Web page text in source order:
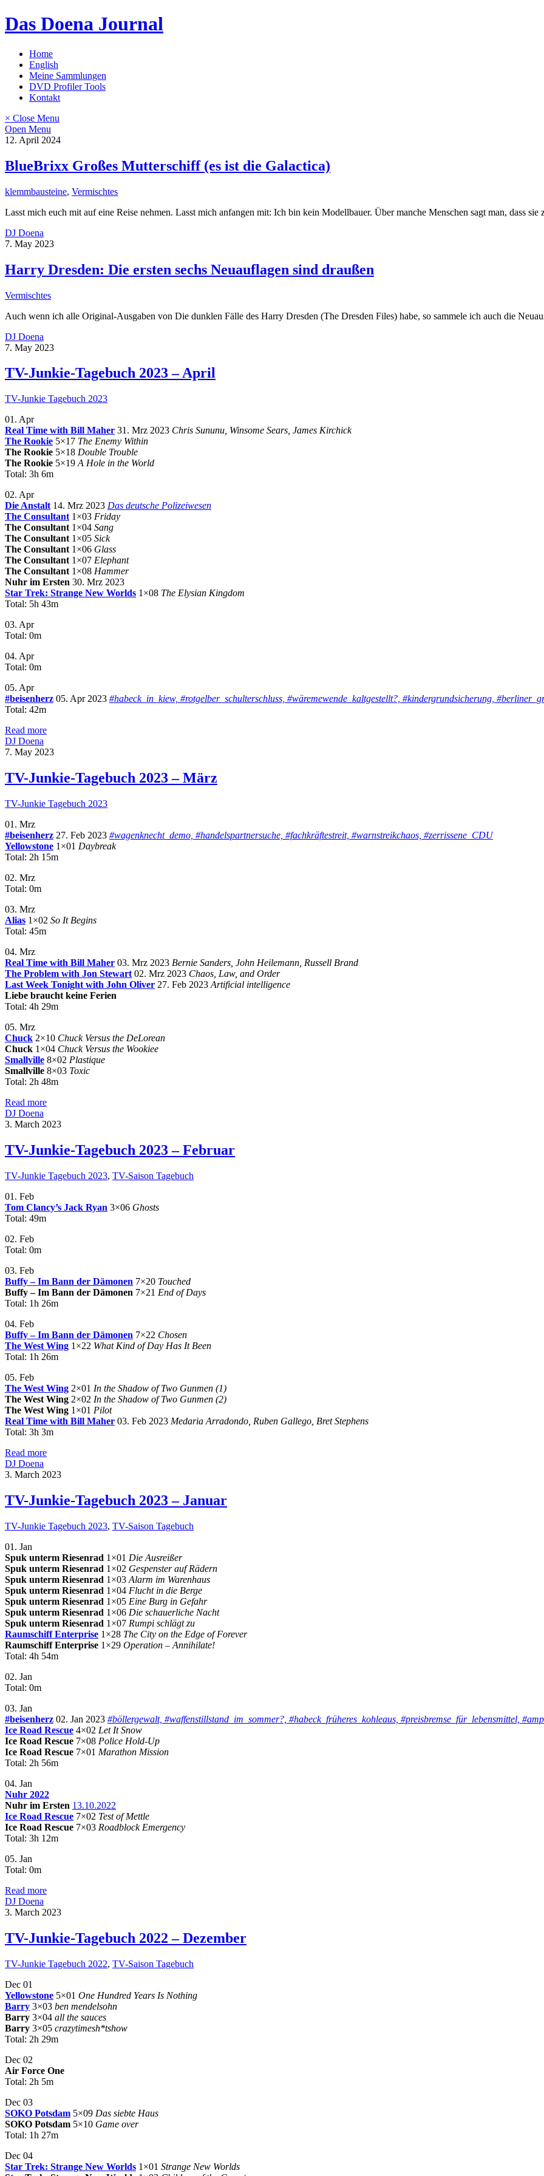
Skip
to
Das Doena Journal
Home
English
Meine Sammlungen
DVD Profiler Tools
Kontakt
× Close Menu
Open Menu
12. April 2024
BlueBrixx Großes Mutterschiff (es ist die Galactica)
klemmbausteine, Vermischtes
Lasst mich euch mit auf eine Reise nehmen. Lasst mich anfangen mit: Ich bin kein Modellbauer. Über manche Menschen sagt man, dass
DJ Doena
7. May 2023
Harry Dresden: Die ersten sechs Neuauflagen sind draußen
Vermischtes
Auch wenn ich alle Original-Ausgaben von Die dunklen Fälle des Harry Dresden (The Dresden Files) habe, so sammele ich auch die
DJ Doena
7. May 2023
TV-Junkie-Tagebuch 2023 – April
TV-Junkie Tagebuch 2023
01. Apr
Real Time with Bill Maher 31. Mrz 2023 Chris Sununu, Winsome Sears, James Kirchick
The Rookie 5×17 The Enemy Within
The Rookie 5×18 Double Trouble
The Rookie 5×19 A Hole in the World
Total: 3h 6m
02. Apr
Die Anstalt 14. Mrz 2023 Das deutsche Polizeiwesen
The Consultant 1×03 Friday
The Consultant 1×04 Sang
The Consultant 1×05 Sick
The Consultant 1×06 Glass
The Consultant 1×07 Elephant
The Consultant 1×08 Hammer
Nuhr im Ersten 30. Mrz 2023
Star Trek: Strange New Worlds 1×08 The Elysian Kingdom
Total: 5h 43m
03. Apr
Total: 0m
04. Apr
Total: 0m
05. Apr
#beisenherz 05. Apr 2023 #habeck_in_kiew, #rotgelber_schulterschluss, #wäremewende_kaltgestellt?, #kindergrundsicherung,
Total: 42m
Read more
DJ Doena
7. May 2023
TV-Junkie-Tagebuch 2023 – März
TV-Junkie Tagebuch 2023
01. Mrz
#beisenherz 27. Feb 2023 #wagenknecht_demo, #handelspartnersuche, #fachkräftestreit, #warnstreikchaos, #zerrissene_CDU
Yellowstone 1×01 Daybreak
Total: 2h 15m
02. Mrz
Total: 0m
03. Mrz
Alias 1×02 So It Begins
Total: 45m
04. Mrz
Real Time with Bill Maher 03. Mrz 2023 Bernie Sanders, John Heilemann, Russell Brand
The Problem with Jon Stewart 02. Mrz 2023 Chaos, Law, and Order
Last Week Tonight with John Oliver 27. Feb 2023 Artificial intelligence
Liebe braucht keine Ferien
Total: 4h 29m
05. Mrz
Chuck 2×10 Chuck Versus the DeLorean
Chuck 1×04 Chuck Versus the Wookiee
Smallville 8×02 Plastique
Smallville 8×03 Toxic
Total: 2h 48m
Read more
DJ Doena
3. March 2023
TV-Junkie-Tagebuch 2023 – Februar
TV-Junkie Tagebuch 2023, TV-Saison Tagebuch
01. Feb
Tom Clancy’s Jack Ryan 3×06 Ghosts
Total: 49m
02. Feb
Total: 0m
03. Feb
Buffy – Im Bann der Dämonen 7×20 Touched
Buffy – Im Bann der Dämonen 7×21 End of Days
Total: 1h 26m
04. Feb
Buffy – Im Bann der Dämonen 7×22 Chosen
The West Wing 1×22 What Kind of Day Has It Been
Total: 1h 26m
05. Feb
The West Wing 2×01 In the Shadow of Two Gunmen (1)
The West Wing 2×02 In the Shadow of Two Gunmen (2)
The West Wing 1×01 Pilot
Real Time with Bill Maher 03. Feb 2023 Medaria Arradondo, Ruben Gallego, Bret Stephens
Total: 3h 3m
Read more
DJ Doena
3. March 2023
TV-Junkie-Tagebuch 2023 – Januar
TV-Junkie Tagebuch 2023, TV-Saison Tagebuch
01. Jan
Spuk unterm Riesenrad 1×01 Die Ausreißer
Spuk unterm Riesenrad 1×02 Gespenster auf Rädern
Spuk unterm Riesenrad 1×03 Alarm im Warenhaus
Spuk unterm Riesenrad 1×04 Flucht in die Berge
Spuk unterm Riesenrad 1×05 Eine Burg in Gefahr
Spuk unterm Riesenrad 1×06 Die schauerliche Nacht
Spuk unterm Riesenrad 1×07 Rumpi schlägt zu
Raumschiff Enterprise 1×28 The City on the Edge of Forever
Raumschiff Enterprise 1×29 Operation – Annihilate!
Total: 4h 54m
02. Jan
Total: 0m
03. Jan
#beisenherz 02. Jan 2023 #böllergewalt, #waffenstillstand_im_sommer?, #habeck_früheres_kohleaus, #preisbremse_für_lebensmittel,
Ice Road Rescue 4×02 Let It Snow
Ice Road Rescue 7×08 Police Hold-Up
Ice Road Rescue 7×01 Marathon Mission
Total: 2h 56m
04. Jan
Nuhr 2022
Nuhr im Ersten 13.10.2022
Ice Road Rescue 7×02 Test of Mettle
Ice Road Rescue 7×03 Roadblock Emergency
Total: 3h 12m
05. Jan
Total: 0m
Read more
DJ Doena
3. March 2023
TV-Junkie-Tagebuch 2022 – Dezember
TV-Junkie Tagebuch 2022, TV-Saison Tagebuch
Dec 01
Yellowstone 5×01 One Hundred Years Is Nothing
Barry 3×03 ben mendelsohn
Barry 3×04 all the sauces
Barry 3×05 crazytimesh*tshow
Total: 2h 29m
Dec 02
Air Force One
Total: 2h 5m
Dec 03
SOKO Potsdam 5×09 Das siebte Haus
SOKO Potsdam 5×10 Game over
Total: 1h 27m
Dec 04
Star Trek: Strange New Worlds 1×01 Strange New Worlds